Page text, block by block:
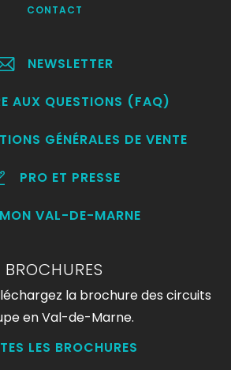
CONTACT
NEWSLETTER
AUX QUESTIONS (FAQ)
GÉNÉRALES DE VENTE
PRO ET PRESSE
MON VAL-DE-MARNE
BROCHURES
la brochure des circuits
en Val-de-Marne.
LES BROCHURES